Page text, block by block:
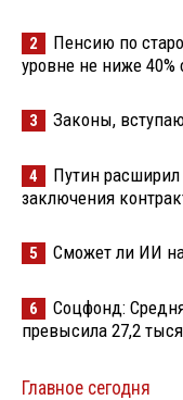
2
Пенсию по
уровне не ниже 40%
3 Законы,
4
Путин
заключения
5 Сможет ли ИИ
6
Соцфонд:
превысила 27,2
Главное сегодня